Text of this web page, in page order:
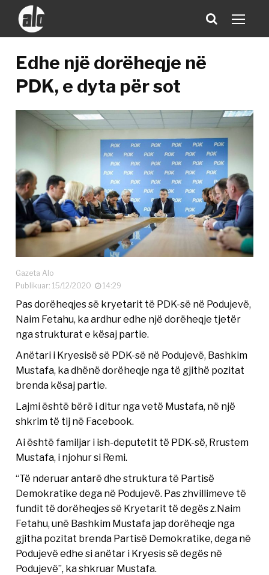
Edhe një dorëheqje në
PDK, e dyta për sot
Gazeta Alo
Publikuar: 15/12/2020
14:29
Pas dorëheqjes së kryetarit të PDK-së në Podujevë,
Naim Fetahu, ka ardhur edhe një dorëheqje tjetër
nga strukturat e kësaj partie.
Anëtari i Kryesisë së PDK-së në Podujevë, Bashkim
Mustafa, ka dhënë dorëheqje nga të gjithë pozitat
brenda kësaj partie.
Lajmi është bërë i ditur nga vetë Mustafa, në një
shkrim të tij në Facebook.
Ai është familjar i ish-deputetit të PDK-së, Rrustem
Mustafa, i njohur si Remi.
“Të nderuar antarë dhe struktura të Partisë
Demokratike dega në Podujevë. Pas zhvillimeve të
fundit të dorëheqjes së Kryetarit të degës z.Naim
Fetahu, unë Bashkim Mustafa jap dorëheqje nga
gjitha pozitat brenda Partisë Demokratike, dega në
Podujevë edhe si anëtar i Kryesis së degës në
Podujevë”, ka shkruar Mustafa.